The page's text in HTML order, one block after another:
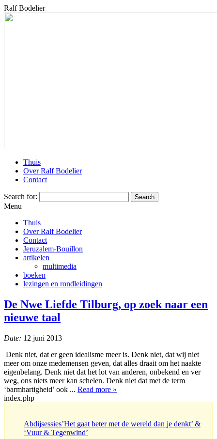
Ralf Bodelier
Thuis
Over Ralf Bodelier
Contact
Search for:
Menu
Thuis
Over Ralf Bodelier
Contact
Jeruzalem-Bouillon
artikelen
multimedia
boeken
lezingen en rondleidingen
De Nwe Liefde Tilburg, op zoek naar een
nieuwe taal
Date: 12 juni 2013
Denk niet, dat er geen idealisme meer is. Denk niet, dat wij niet
meer om onze medemensen geven, dat alles draait om het naakte
eigenbelang. Denk niet dat het lot van anderen, onbekend en ver
weg, ons niets meer kan schelen. Denk niet dat met de term
‘barmhartigheid’ ook ... Read more »
index.php
Abdijsessies’Het gaat beter met de wereld dan je denkt’ &
‘Vuur & Tegenwind’